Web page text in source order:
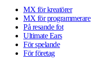
MX för kreatörer
MX för programmerare
På resande fot
Ultimate Ears
För spelande
För företag